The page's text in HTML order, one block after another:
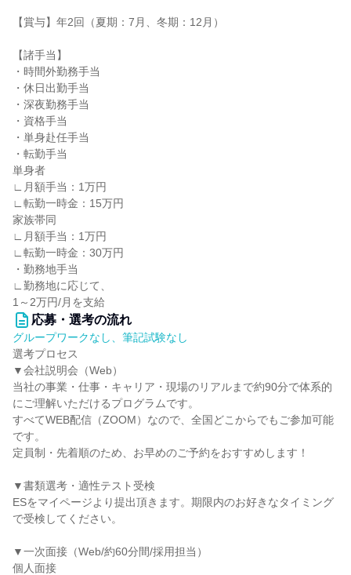
【賞与】年2回（夏期：7月、冬期：12月）
【諸手当】
・時間外勤務手当
・休日出勤手当
・深夜勤務手当
・資格手当
・単身赴任手当
・転勤手当
単身者
∟月額手当：1万円
∟転勤一時金：15万円
家族帯同
∟月額手当：1万円
∟転勤一時金：30万円
・勤務地手当
∟勤務地に応じて、
1～2万円/月を支給
応募・選考の流れ
グループワークなし、筆記試験なし
選考プロセス
▼会社説明会（Web）
当社の事業・仕事・キャリア・現場のリアルまで約90分で体系的
にご理解いただけるプログラムです。
すべてWEB配信（ZOOM）なので、全国どこからでもご参加可能
です。
定員制・先着順のため、お早めのご予約をおすすめします！
▼書類選考・適性テスト受検
ESをマイページより提出頂きます。期限内のお好きなタイミング
で受検してください。
▼一次面接（Web/約60分間/採用担当）
個人面接